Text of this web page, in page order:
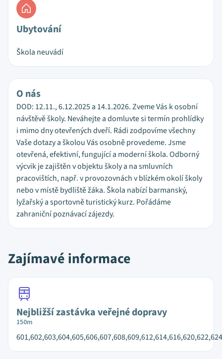
Ubytování
Škola neuvádí
O nás
DOD: 12.11., 6.12.2025 a 14.1.2026. Zveme Vás k osobní
návštěvě školy. Neváhejte a domluvte si termín prohlídky
i mimo dny otevřených dveří. Rádi zodpovíme všechny
Vaše dotazy a školou Vás osobně provedeme. Jsme
otevřená, efektivní, fungující a moderní škola. Odborný
výcvik je zajištěn v objektu školy a na smluvních
pracovištích, např. v provozovnách v blízkém okolí školy
nebo v místě bydliště žáka. Škola nabízí barmanský,
lyžařský a sportovně turistický kurz. Pořádáme
zahraniční poznávací zájezdy.
Zajímavé informace
Nejbližší zastávka veřejné dopravy
150m